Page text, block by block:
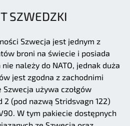
SZWEDZKI
Szwecja jest jednym z
broni na świecie i posiada
należy do NATO, jednak duża
jest zgodna z zachodnimi
używa czołgów
(pod nazwą Stridsvagn 122)
W tym pakiecie dostępnych